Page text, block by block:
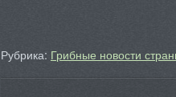
Рубрика: Грибные новости